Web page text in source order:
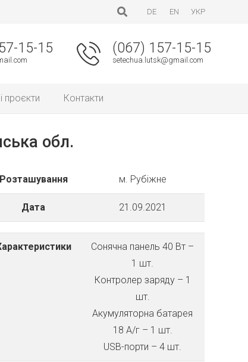
DE EN УКР
15-15 (067) 157-15-15
setechua.lutsk@gmail.com
проєкти Контакти
обл.
Розташування м. Рубіжне
Дата 21.09.2021
Сонячна панель 40 Вт –
1 шт.
Контролер заряду – 1
шт.
Акумуляторна батарея
18 А/г – 1 шт.
USB-порти – 4 шт.